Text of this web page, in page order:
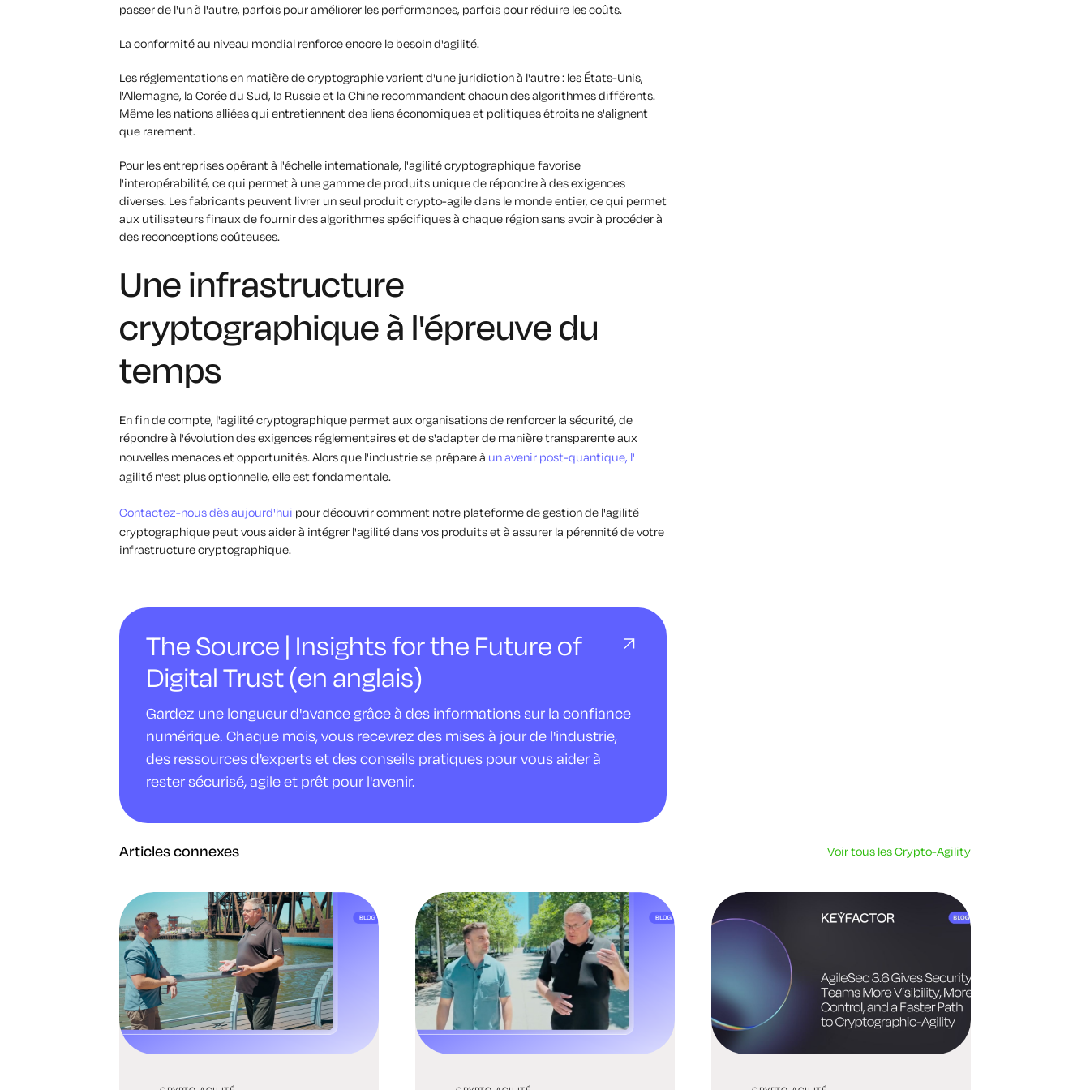
passer de l'un à l'autre, parfois pour améliorer les performances, parfois pour réduire les coûts.
La conformité au niveau mondial renforce encore le besoin d'agilité.
Les réglementations en matière de cryptographie varient d'une juridiction à l'autre : les États-Unis,
l'Allemagne, la Corée du Sud, la Russie et la Chine recommandent chacun des algorithmes différents.
Même les nations alliées qui entretiennent des liens économiques et politiques étroits ne s'alignent
que rarement.
Pour les entreprises opérant à l'échelle internationale, l'agilité cryptographique favorise
l'interopérabilité, ce qui permet à une gamme de produits unique de répondre à des exigences
diverses. Les fabricants peuvent livrer un seul produit crypto-agile dans le monde entier, ce qui permet
aux utilisateurs finaux de fournir des algorithmes spécifiques à chaque région sans avoir à procéder à
des reconceptions coûteuses.
Une infrastructure
cryptographique à l'épreuve du
temps
En fin de compte, l'agilité cryptographique permet aux organisations de renforcer la sécurité, de
répondre à l'évolution des exigences réglementaires et de s'adapter de manière transparente aux
nouvelles menaces et opportunités. Alors que l'industrie se prépare à un avenir post-quantique, l'
agilité n'est plus optionnelle, elle est fondamentale.
Contactez-nous dès aujourd'hui pour découvrir comment notre plateforme de gestion de l'agilité
cryptographique peut vous aider à intégrer l'agilité dans vos produits et à assurer la pérennité de votre
infrastructure cryptographique.
The Source | Insights for the Future of
Digital Trust (en anglais)
Gardez une longueur d'avance grâce à des informations sur la confiance
numérique. Chaque mois, vous recevrez des mises à jour de l'industrie,
des ressources d'experts et des conseils pratiques pour vous aider à
rester sécurisé, agile et prêt pour l'avenir.
Articles connexes Voir tous les Crypto-Agility